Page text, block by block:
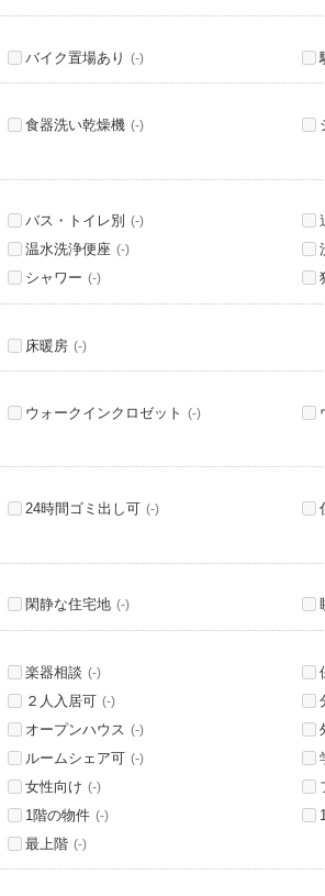
バイク置場あり (-)
食器洗い乾燥機 (-)
バス・トイレ別 (-)
温水洗浄便座 (-)
シャワー (-)
床暖房 (-)
ウォークインクロゼット (-)
24時間ゴミ出し可 (-)
閑静な住宅地 (-)
楽器相談 (-)
２人入居可 (-)
オープンハウス (-)
ルームシェア可 (-)
女性向け (-)
1階の物件 (-)
最上階 (-)